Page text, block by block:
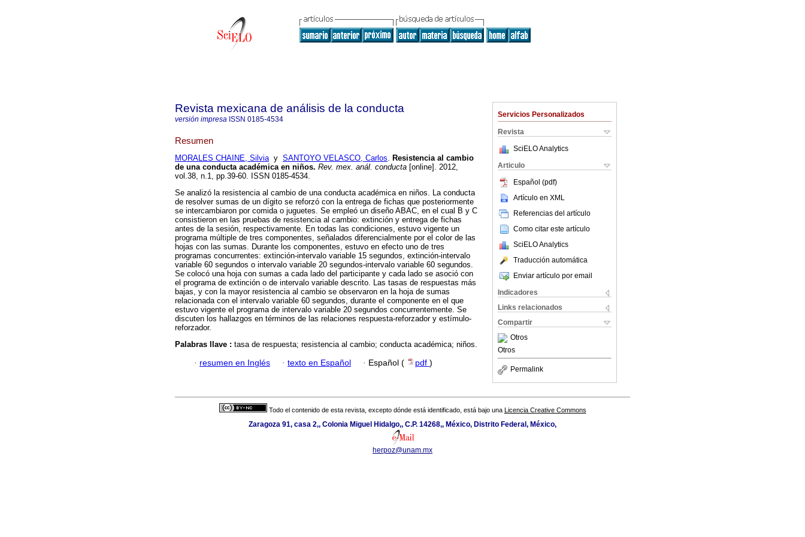
Servicios Personalizados
Revista
SciELO Analytics
Articulo
Español (pdf)
Artículo en XML
Referencias del artículo
Como citar este artículo
SciELO Analytics
Traducción automática
Enviar artículo por email
Indicadores
Links relacionados
Compartir
Otros
Otros
Permalink
Revista mexicana de análisis de la conducta
versión impresa ISSN 0185-4534
Resumen
MORALES CHAINE, Silviay SANTOYO VELASCO, Carlos. Resistencia al cambio
de una conducta académica en niños. Rev. mex. anál. conducta [online]. 2012,
vol.38, n.1, pp.39-60. ISSN 0185-4534.
Se analizó la resistencia al cambio de una conducta académica en niños. La conducta
de resolver sumas de un dígito se reforzó con la entrega de fichas que posteriormente
se intercambiaron por comida o juguetes. Se empleó un diseño ABAC, en el cual B y C
consistieron en las pruebas de resistencia al cambio: extinción y entrega de fichas
antes de la sesión, respectivamente. En todas las condiciones, estuvo vigente un
programa múltiple de tres componentes, señalados diferencialmente por el color de las
hojas con las sumas. Durante los componentes, estuvo en efecto uno de tres
programas concurrentes: extinción-intervalo variable 15 segundos, extinción-intervalo
variable 60 segundos o intervalo variable 20 segundos-intervalo variable 60 segundos.
Se colocó una hoja con sumas a cada lado del participante y cada lado se asoció con
el programa de extinción o de intervalo variable descrito. Las tasas de respuestas más
bajas, y con la mayor resistencia al cambio se observaron en la hoja de sumas
relacionada con el intervalo variable 60 segundos, durante el componente en el que
estuvo vigente el programa de intervalo variable 20 segundos concurrentemente. Se
discuten los hallazgos en términos de las relaciones respuesta-reforzador y estímulo-
reforzador.
Palabras llave : tasa de respuesta; resistencia al cambio; conducta académica; niños.
· resumen en Inglés · texto en Español · Español ( pdf )
Todo el contenido de esta revista, excepto dónde está identificado, está bajo una Licencia Creative Commons
Zaragoza 91, casa 2,, Colonia Miguel Hidalgo,, C.P. 14268,, México, Distrito Federal, México,
herpoz@unam.mx